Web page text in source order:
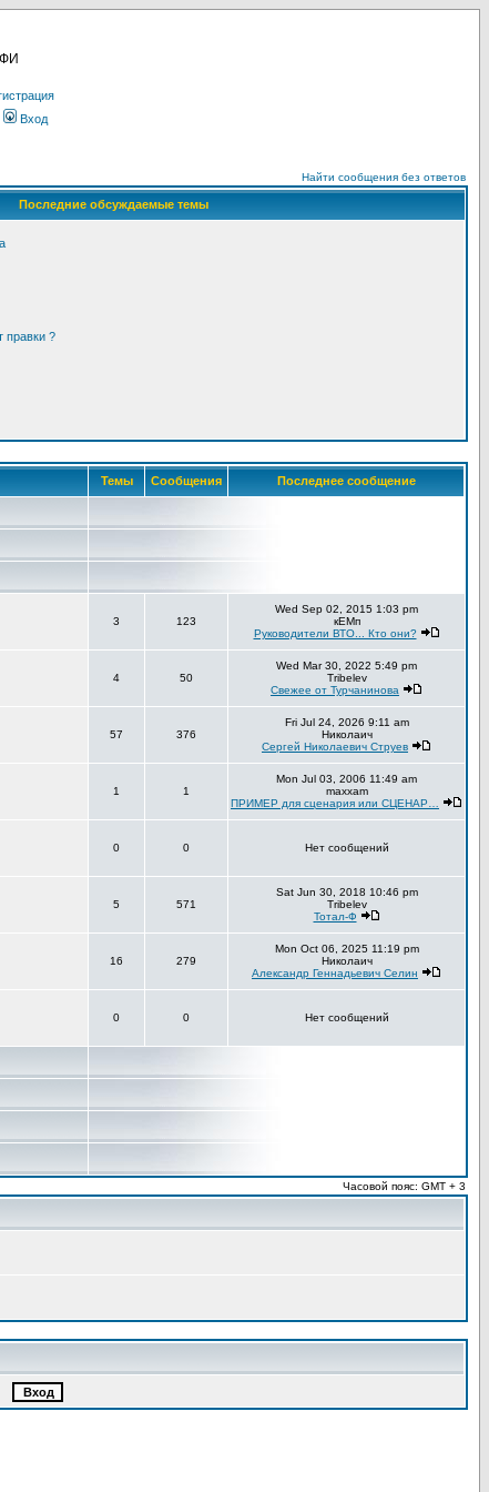
Вход
Найти сообщения без ответов
Последние обсуждаемые темы
правки ?
Темы Сообщения Последнее сообщение
3 123
Wed Sep 02, 2015 1:03 pm
кЕМп
Руководители ВТО... Кто они?
4 50
Wed Mar 30, 2022 5:49 pm
Tribelev
Свежее от Турчанинова
57 376
Fri Jul 24, 2026 9:11 am
Николаич
Сергей Николаевич Струев
1 1
Mon Jul 03, 2006 11:49 am
maxxam
ПРИМЕР для сценария или СЦЕНАР…
0 0 Нет сообщений
5 571
Sat Jun 30, 2018 10:46 pm
Tribelev
Тотал-Ф
16 279
Mon Oct 06, 2025 11:19 pm
Николаич
Александр Геннадьевич Селин
0 0 Нет сообщений
Часовой пояс: GMT + 3